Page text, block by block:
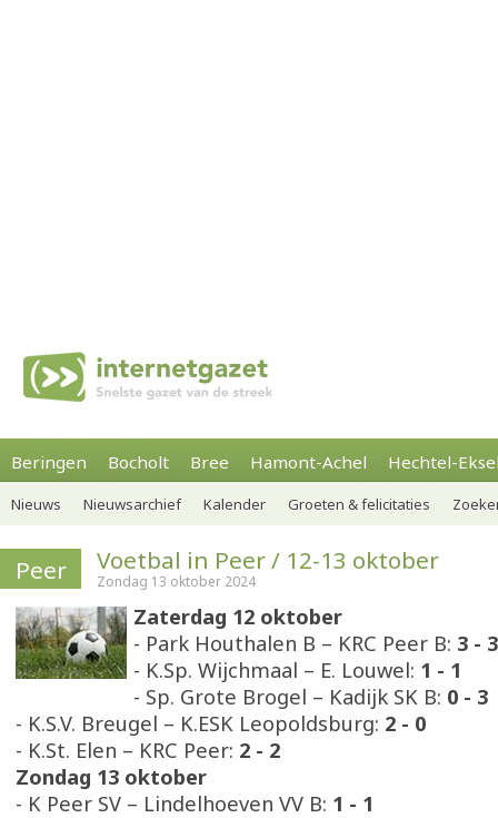
Beringen Bocholt Bree Hamont-Achel Hechtel-
Nieuws Nieuwsarchief Kalender Groeten & felicitaties
Peer Voetbal in Peer / 12-13 oktober
Zondag 13 oktober 2024
Zaterdag 12 oktober
- Park Houthalen B – KRC Peer B: 3 - 3
- K.Sp. Wijchmaal – E. Louwel: 1 - 1
- Sp. Grote Brogel – Kadijk SK B: 0 - 3
- K.S.V. Breugel – K.ESK Leopoldsburg: 2 - 0
- K.St. Elen – KRC Peer: 2 - 2
Zondag 13 oktober
- K Peer SV – Lindelhoeven VV B: 1 - 1